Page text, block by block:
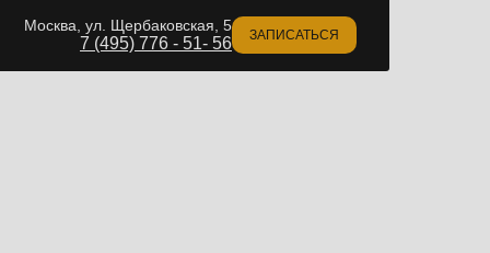
Москва, ул. Щербаковская, 5
7 (495) 776 - 51- 56 ЗАПИСАТЬСЯ